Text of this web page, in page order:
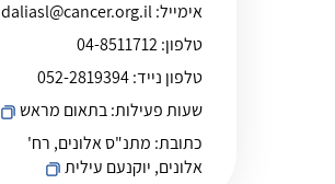
אימייל:daliasl@cancer.org.il
טלפון:04-8511712
טלפון נייד:052-2819394
שעות פעילות:בתאום מראש
כתובת: מתנ"ס אלונים, רח'
אלונים, יוקנעם עילית